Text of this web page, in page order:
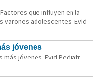
que influyen en la
varones adolescentes. Evid
jóvenes
jóvenes. Evid Pediatr.